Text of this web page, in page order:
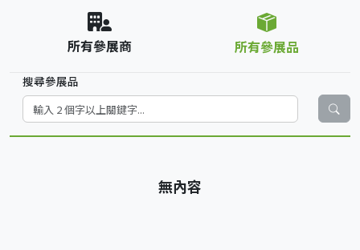
所有參展商 所有參展品
搜尋參展品
無內容